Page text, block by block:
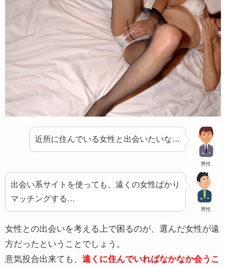
男性
近所に住んでいる女性と出会いたいな…
男性
出会い系サイトを使っても、遠くの女性ばかり
マッチングする…
女性との出会いを考える上で困るのが、選んだ女性が遠
方だったということでしょう。
意気投合出来ても、 遠くに住んでいればなかなか会うこ